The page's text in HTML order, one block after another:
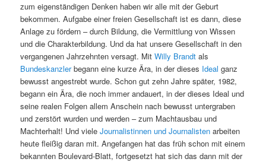
zum eigenständigen Denken haben wir alle mit der Geburt
bekommen. Aufgabe einer freien Gesellschaft ist es dann, diese
Anlage zu fördern – durch Bildung, die Vermittlung von Wissen
und die Charakterbildung. Und da hat unsere Gesellschaft in den
vergangenen Jahrzehnten versagt. MitWilly Brandt als
Bundeskanzlerbegann eine kurze Ära, in der dieses Ideal ganz
bewusst angestrebt wurde. Schon gut zehn Jahre später, 1982,
begann ein Ära, die noch immer andauert, in der dieses Ideal und
seine realen Folgen allem Anschein nach bewusst untergraben
und zerstört wurden und werden – zum Machtausbau und
Machterhalt! Und vieleJournalistinnen und Journalisten arbeiten
heute fleißig daran mit. Angefangen hat das früh schon mit einem
bekannten Boulevard-Blatt, fortgesetzt hat sich das dann mit der